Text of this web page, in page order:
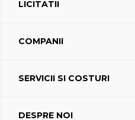
LICITATII
COMPANII
SERVICII SI COSTURI
DESPRE NOI